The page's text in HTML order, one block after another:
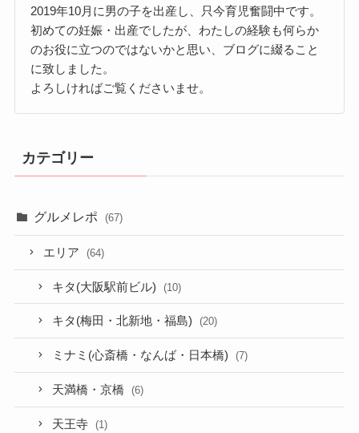
2019年10月に男の子を出産し、只今育児奮闘中です。
初めての妊娠・出産でしたが、わたしの経験も何らか
のお役に立つのではないかと思い、ブログに綴ること
に致しました。
よろしければご覧くださいませ。
カテゴリー
グルメレポ (67)
エリア (64)
キタ(大阪駅前ビル) (10)
キタ(梅田・北新地・福島) (20)
ミナミ(心斎橋・なんば・日本橋) (7)
天満橋・京橋 (6)
天王寺 (1)